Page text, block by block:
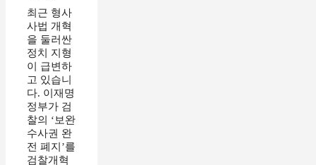
최근 형사
사법 개혁
을 둘러싼
정치 지형
이 급변하
고 있습니
다. 이재명
정부가 검
찰의 ‘보완
수사권 완
전 폐지’를
검찰개혁